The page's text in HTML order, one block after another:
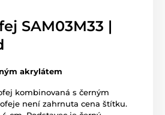
SAM03M33 |
akrylátem
kombinovaná s černým
není zahrnuta cena štítku.